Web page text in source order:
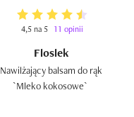
4,5 na 5 11 opinii
Floslek
Nawilżający balsam do rąk